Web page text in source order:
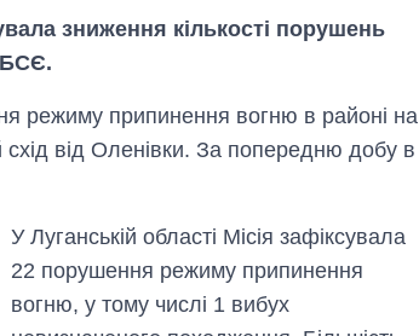
зниження кількості порушень
режиму припинення вогню в районі на
схід від Оленівки. За попередню добу в
У Луганській області Місія зафіксувала
22 порушення режиму припинення
вогню, у тому числі 1 вибух